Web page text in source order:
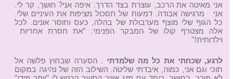
אני מאיטה את הרכב, עוצרת בצד הדרך. איפה אני? חושך, קר לי.
אני מרגישה אבודה. דמעות של תסכול מציפות את העיניים שלי.
כל הגוף שלי מוצף מערבולת של בהלה, כעס וחוסר אונים. לכל
אלה מצטרף קולו של המבקר הפנימי: "את חסרת אחריות
וילדותית!"
לרגע, שכחתי את כל מה שלמדתי . הסערה שבחוץ פלשה אל
תוכי וגם אני, כמוה, איבדתי שליטה. השילוב הזה של נהיגה במקום